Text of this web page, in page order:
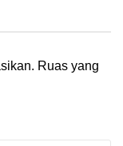
Ruas yang